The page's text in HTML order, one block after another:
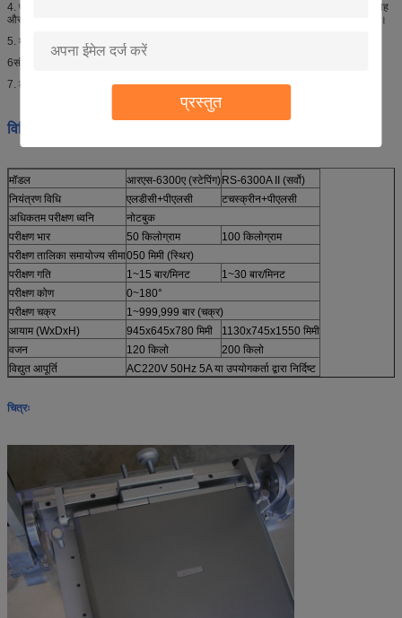
प्रस्तुत
4. परीक्षण पकड़ और परीक्षण सटीकता के प्रभाव को सुनिश्चित करने के लिए माइक्रो समायोजन समारोह
और अक्ष केंद्र मिलान समारोह के साथ, परीक्षण तालिका को ऊपर और नीचे ड्राइविंग मोटर को अपनाएं।
5. मोटर ड्राइवर को अपनाएं जो कम शोर, बड़ा टॉर्क, टिकाऊ उपयोग है।
6संतुलन बनाए रखने के लिए दोनों पक्षों से बल, स्थिर परीक्षण की स्थिति सुनिश्चित करने के लिए।
7. ठहराव समय, स्विंग गति सेट कर सकते हैं (खुला और बंद अलग गति पर सेट किया जा सकता है) ।
विनिर्देशः
मॉडल आरएस-6300ए (स्टेपिंग) RS-6300A II (सर्वो)
नियंत्रण विधि
एलडीसी+पीएलसी
टचस्क्रीन+पीएलसी
अधिकतम परीक्षण ध्वनि
नोटबुक
परीक्षण भार
50 किलोग्राम
100 किलोग्राम
परीक्षण तालिका समायोज्य सीमा050 मिमी (स्थिर)
परीक्षण गति
1~15 बार/मिनट
1~30 बार/मिनट
परीक्षण कोण
0~180°
परीक्षण चक्र
1~999,999 बार (चक्र)
आयाम (WxDxH)
945x645x780 मिमी
1130x745x1550 मिमी
वजन
120 किलो
200 किलो
विद्युत आपूर्ति
AC220V 50Hz 5A या उपयोगकर्ता द्वारा निर्दिष्ट
चित्रः